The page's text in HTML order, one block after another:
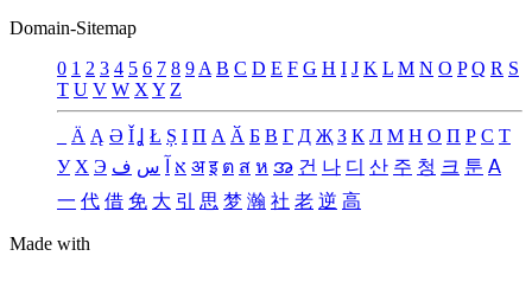
Domain-Sitemap
0 1 2 3 4 5 6 7 8 9 A B C D E F G H I J K L M N O P Q R S
T U V W X Y Z
Ä Ą Ə Ǐ Ʝ Ł Ș Ι Π А Ӑ Б В Г Д Җ З К Л М Н О П Р С Т
У Х Э א س ف अ इ ต ส ห အ 건 나 디 산 주 청 크 툰 ꓮ
一 代 借 免 大 引 思 梦 瀚 社 老 逆 高
Made with